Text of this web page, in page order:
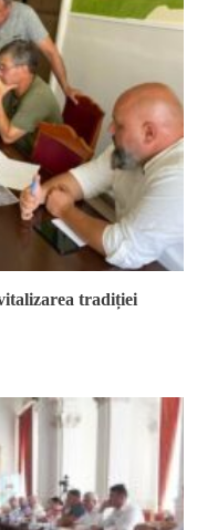
tradiției